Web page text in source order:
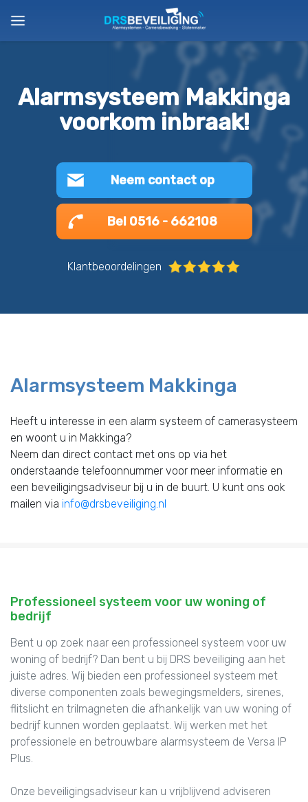
Alarmsysteem Makkinga
voorkom inbraak!
Neem contact op
Bel 0516 - 662108
Klantbeoordelingen
Alarmsysteem Makkinga
Heeft u interesse in een alarm systeem of camerasysteem
en woont u in Makkinga?
Neem dan direct contact met ons op via het
onderstaande telefoonnummer voor meer informatie en
een beveiligingsadviseur bij u in de buurt. U kunt ons ook
mailen via info@drsbeveiliging.nl
Professioneel systeem voor uw woning of
bedrijf
Bent u op zoek naar een professioneel systeem voor uw
woning of bedrijf? Dan bent u bij DRS beveiliging aan het
juiste adres. Wij bieden een professioneel systeem met
diverse componenten zoals bewegingsmelders, sirenes,
flitslicht en trilmagneten die afhankelijk van uw woning of
bedrijf kunnen worden geplaatst. Wij werken met het
professionele en betrouwbare alarmsysteem de Versa IP
Plus.
Onze beveiligingsadviseur kan u vrijblijvend adviseren